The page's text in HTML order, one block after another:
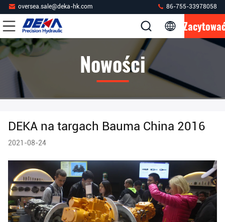
oversea.sale@deka-hk.com 86-755-33978058
Nowości
DEKA na targach Bauma China 2016
2021-08-24